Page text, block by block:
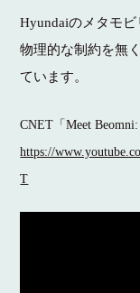
Hyundaiのメタモ
物理的な制約を無
ています。
CNET「Meet Beomni:
https://
T